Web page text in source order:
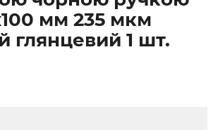
мм 235 мкм
глянцевий 1 шт.